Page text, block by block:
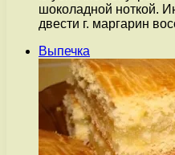
шоколадной ноткой.
двести г. маргарин
Выпечка